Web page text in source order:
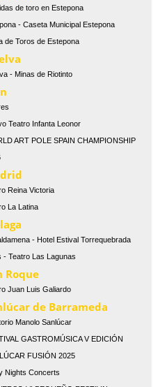
de toro en Estepona
- Caseta Municipal Estepona
de Toros de Estepona
- Minas de Riotinto
Teatro Infanta Leonor
ART POLE SPAIN CHAMPIONSHIP
Reina Victoria
La Latina
- Hotel Estival Torrequebrada
- Teatro Las Lagunas
Roque
Juan Luis Galiardo
de Barrameda
Manolo Sanlúcar
GASTROMÚSICA V EDICIÓN
FUSIÓN 2025
Nights Concerts